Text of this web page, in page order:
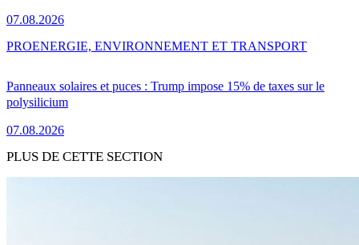
07.08.2026
Panneaux solaires et puces : Trump impose 15% de taxes sur le
polysilicium
07.08.2026
PROENERGIE, ENVIRONNEMENT ET TRANSPORT
PLUS DE CETTE SECTION